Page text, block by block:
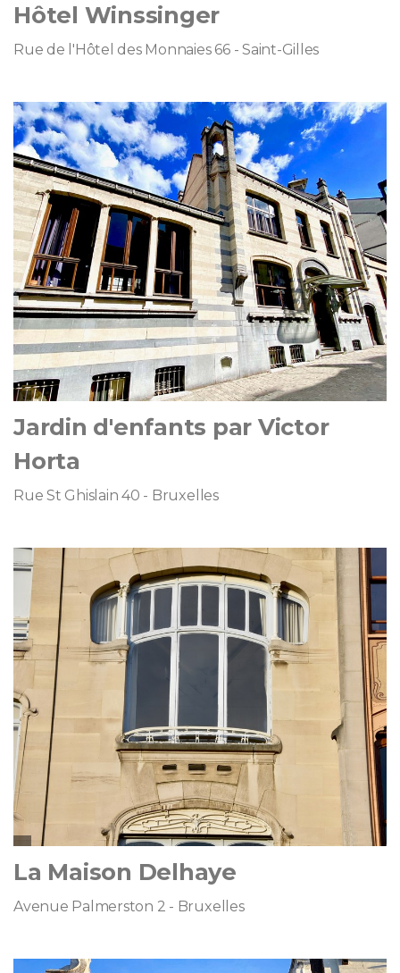
Hôtel Winssinger
Rue de l'Hôtel des Monnaies 66 - Saint-Gilles
Jardin d'enfants par Victor
Horta
Rue St Ghislain 40 - Bruxelles
La Maison Delhaye
Avenue Palmerston 2 - Bruxelles